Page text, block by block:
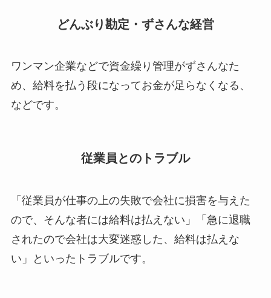
どんぶり勘定・ずさんな経営
ワンマン企業などで資金繰り管理がずさんなた
め、給料を払う段になってお金が足らなくなる、
などです。
従業員とのトラブル
「従業員が仕事の上の失敗で会社に損害を与えた
ので、そんな者には給料は払えない」「急に退職
されたので会社は大変迷惑した、給料は払えな
い」といったトラブルです。